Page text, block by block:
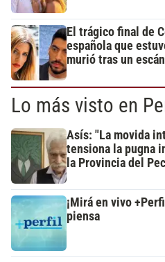
El trágico final de
española que
murió tras un
Lo más visto en
Asís: "La movida
tensiona la pugna
la Provincia del
¡Mirá en vivo
piensa